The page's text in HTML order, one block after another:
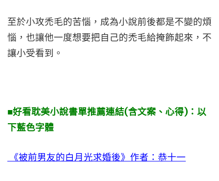
至於小攻禿毛的苦惱，成為小說前後都是不變的煩
惱，也讓他一度想要把自己的禿毛給掩飾起來，不
讓小受看到。
■好看耽美小說書單推薦連結(含文案、心得)：以
下藍色字體
《被前男友的白月光求婚後》作者：恭十一